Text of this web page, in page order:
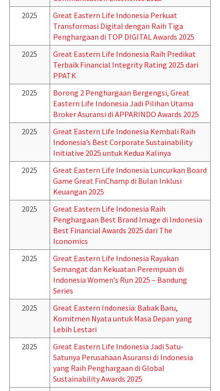
2025
Great Eastern Life Indonesia Perkuat
Transformasi Digital dengan Raih Tiga
Penghargaan di TOP DIGITAL Awards 2025
2025
Great Eastern Life Indonesia Raih Predikat
Terbaik Financial Integrity Rating 2025 dari
PPATK
2025
Borong 2 Penghargaan Bergengsi, Great
Eastern Life Indonesia Jadi Pilihan Utama
Broker Asuransi di APPARINDO Awards 2025
2025
Great Eastern Life Indonesia Kembali Raih
Indonesia’s Best Corporate Sustainability
Initiative 2025 untuk Kedua Kalinya
2025
Great Eastern Life Indonesia Luncurkan Board
Game Great FinChamp di Bulan Inklusi
Keuangan 2025
2025
Great Eastern Life Indonesia Raih
Penghargaan Best Brand Image di Indonesia
Best Financial Awards 2025 dari The
Iconomics
2025
Great Eastern Life Indonesia Rayakan
Semangat dan Kekuatan Perempuan di
Indonesia Women’s Run 2025 – Bandung
Series
2025
Great Eastern Indonesia: Babak Baru,
Komitmen Nyata untuk Masa Depan yang
Lebih Lestari
2025
Great Eastern Life Indonesia Jadi Satu-
Satunya Perusahaan Asuransi di Indonesia
yang Raih Penghargaan di Global
Sustainability Awards 2025